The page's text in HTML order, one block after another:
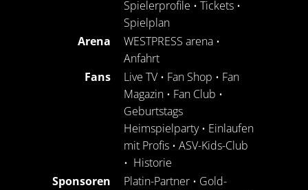
Spielerprofile • Tickets •
Spielplan
Arena
WESTPRESS arena •
Anfahrt
Fans
Live TV • Fan Shop • Fan
Magazin • Fan Club •
Geburtstags
Heimspielparty• Einlaufen
mit Profis • ASV-Kids-Club
• Historie
Sponsoren
Platin-Partner • Gold-